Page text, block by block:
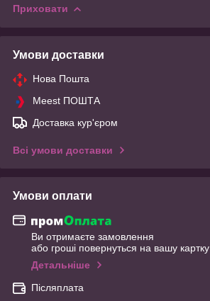
Приховати
Умови доставки
Нова Пошта
Meest ПОШТА
Доставка кур'єром
Всі умови доставки
Умови оплати
Ви отримаєте замовлення
або гроші повернуться на вашу картку
Детальніше
Післяплата